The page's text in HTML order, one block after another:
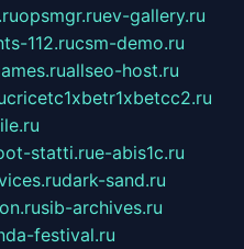
opsmgr.ruev-gallery.ru
112.rucsm-demo.ru
allseo-host.ru
cricetc1xbetr1xbetcc2.ru
statti.rue-abis1c.ru
dark-sand.ru
sib-archives.ru
festival.ru